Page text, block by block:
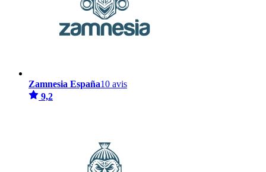
Zamnesia España10 avis
9,2